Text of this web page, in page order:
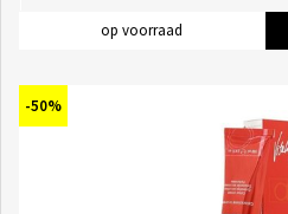
op voorraad
-50%